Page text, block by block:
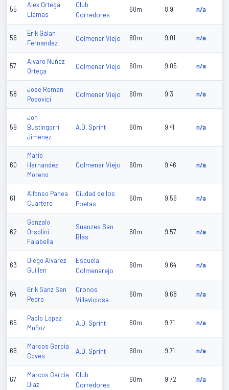
55
Alex Ortega
Llamas
Club
Corredores
60m 8.9 n/a
56
Erik Galan
Fernandez
Colmenar Viejo 60m 9.01 n/a
57
Alvaro Nuñez
Ortega
Colmenar Viejo 60m 9.05 n/a
58
Jose Roman
Popovici
Colmenar Viejo 60m 9.3 n/a
59
Jon
Bustingorri
Jimenez
A.D. Sprint 60m 9.41 n/a
60
Mario
Hernandez
Moreno
Colmenar Viejo 60m 9.46 n/a
61
Alfonso Panea
Cuartero
Ciudad de los
Poetas
60m 9.56 n/a
62
Gonzalo
Orsolini
Falabella
Suanzes San
Blas
60m 9.57 n/a
63
Diego Alvarez
Guillen
Escuela
Colmenarejo
60m 9.64 n/a
64
Erik Sanz San
Pedro
Cronos
Villaviciosa
60m 9.68 n/a
65
Pablo Lopez
Muñoz
A.D. Sprint 60m 9.71 n/a
66
Marcos Garcia
Coves
A.D. Sprint 60m 9.71 n/a
67
Marcos Garcia
Diaz
Club
Corredores
60m 9.72 n/a